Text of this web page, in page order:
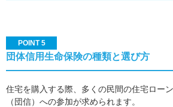
POINT 5
団体信用生命保険の種類と選び方
住宅を購入する際、多くの民間の住宅ロー
（団信）への参加が求められます。